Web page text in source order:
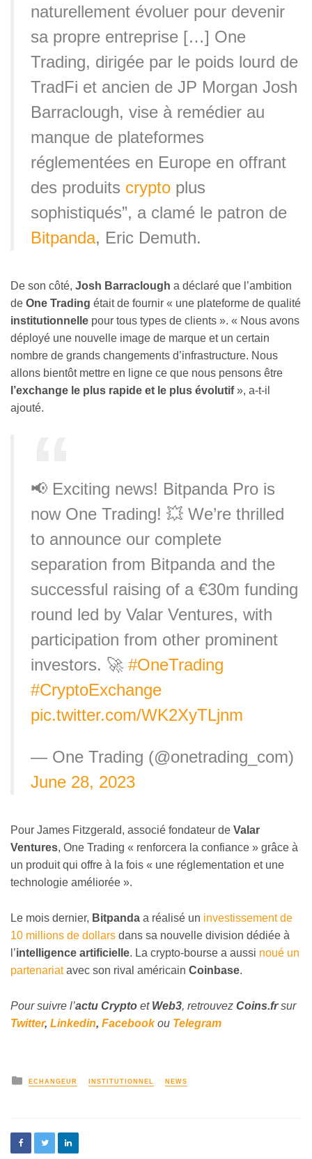
naturellement évoluer pour devenir
sa propre entreprise […] One
Trading, dirigée par le poids lourd de
TradFi et ancien de JP Morgan Josh
Barraclough, vise à remédier au
manque de plateformes
réglementées en Europe en offrant
des produits crypto plus
sophistiqués”, a clamé le patron de
Bitpanda, Eric Demuth.
De son côté, Josh Barraclough a déclaré que l’ambition
de One Trading était de fournir « une plateforme de qualité
institutionnelle pour tous types de clients ». « Nous avons
déployé une nouvelle image de marque et un certain
nombre de grands changements d’infrastructure. Nous
allons bientôt mettre en ligne ce que nous pensons être
l’exchange le plus rapide et le plus évolutif», a-t-il
ajouté.
📢 Exciting news! Bitpanda Pro is
now One Trading! 💥 We’re thrilled
to announce our complete
separation from Bitpanda and the
successful raising of a €30m funding
round led by Valar Ventures, with
participation from other prominent
investors. 🚀 #OneTrading
#CryptoExchange
pic.twitter.com/WK2XyTLjnm
— One Trading (@onetrading_com)
June 28, 2023
Pour James Fitzgerald, associé fondateur de Valar
Ventures, One Trading « renforcera la confiance » grâce à
un produit qui offre à la fois « une réglementation et une
technologie améliorée ».
Le mois dernier, Bitpanda a réalisé un investissement de
10 millions de dollars dans sa nouvelle division dédiée à
l’intelligence artificielle. La crypto-bourse a aussi noué un
partenariatavec son rival américain Coinbase.
Pour suivre l’actu Crypto et Web3, retrouvez Coins.frsur
Twitter, Linkedin, Facebookou Telegram
ECHANGEUR INSTITUTIONNEL NEWS